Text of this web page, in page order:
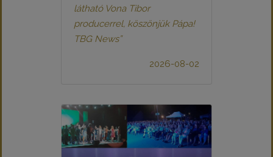
látható Vona Tibor
producerrel, köszönjük Pápa!
TBG News”
2026-08-02